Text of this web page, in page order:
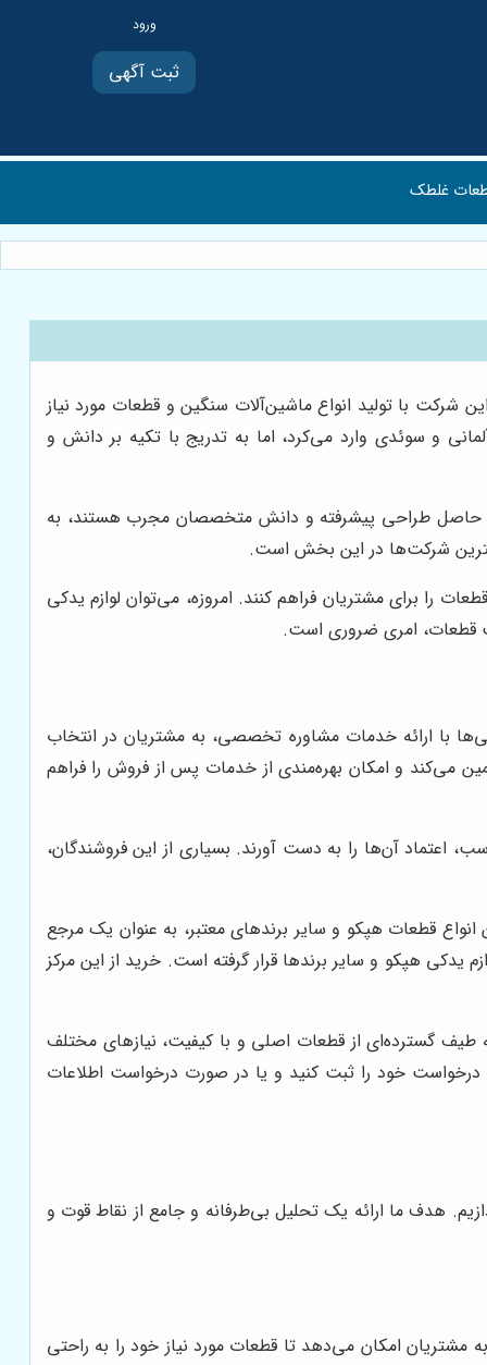
ثبت آگهی
غلطک
شرکت با تولید انواع ماشین‌آلات سنگین و قطعات مورد نیاز
و سوئدی وارد می‌کرد، اما به تدریج با تکیه بر دانش و
که حاصل طراحی پیشرفته و دانش متخصصان مجرب هستند، به
بهترین شرکت‌ها در این بخش است.
را برای مشتریان فراهم کنند. امروزه، می‌توان لوازم یدکی
قطعات، امری ضروری است.
با ارائه خدمات مشاوره تخصصی، به مشتریان در انتخاب
می‌کند و امکان بهره‌مندی از خدمات پس از فروش را فراهم
اعتماد آن‌ها را به دست آورند. بسیاری از این فروشندگان،
قطعات هپکو و سایر برندهای معتبر، به عنوان یک مرجع
هپکو و سایر برندها قرار گرفته است. خرید از این مرکز
طیف گسترده‌ای از قطعات اصلی و با کیفیت، نیازهای مختلف
درخواست خود را ثبت کنید و یا در صورت درخواست اطلاعات
هدف ما ارائه یک تحلیل بی‌طرفانه و جامع از نقاط قوت و
مشتریان امکان می‌دهد تا قطعات مورد نیاز خود را به راحتی